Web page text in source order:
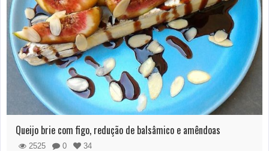
Queijo brie com figo, redução de balsâmico e amêndoas
2525 0
34